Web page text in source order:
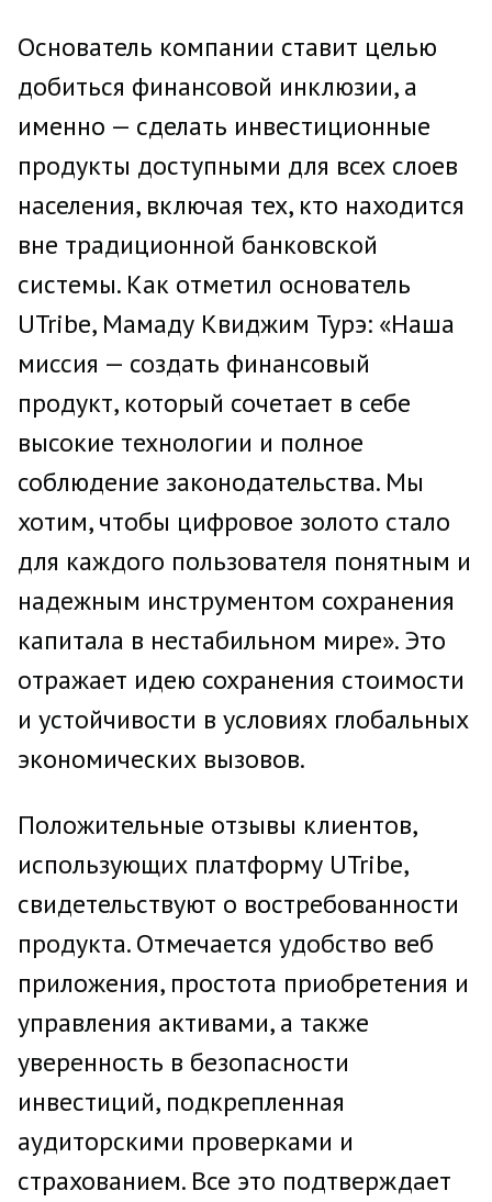
Основатель компании ставит целью
добиться финансовой инклюзии, а
именно — сделать инвестиционные
продукты доступными для всех слоев
населения, включая тех, кто находится
вне традиционной банковской
системы. Как отметил основатель
UTribe, Мамаду Квиджим Турэ: «Наша
миссия — создать финансовый
продукт, который сочетает в себе
высокие технологии и полное
соблюдение законодательства. Мы
хотим, чтобы цифровое золото стало
для каждого пользователя понятным и
надежным инструментом сохранения
капитала в нестабильном мире». Это
отражает идею сохранения стоимости
и устойчивости в условиях глобальных
экономических вызовов.
Положительные отзывы клиентов,
использующих платформу UTribe,
свидетельствуют о востребованности
продукта. Отмечается удобство веб
приложения, простота приобретения и
управления активами, а также
уверенность в безопасности
инвестиций, подкрепленная
аудиторскими проверками и
страхованием. Все это подтверждает